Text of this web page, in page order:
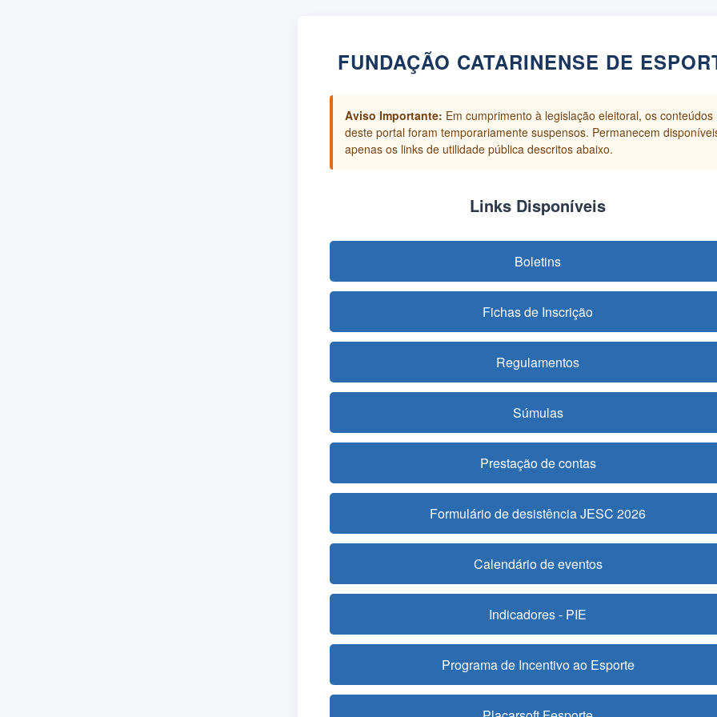
FUNDAÇÃO CATARINENSE DE
Aviso Importante: Em cumprimento à legislação eleitoral, os conteúdos
deste portal foram temporariamente suspensos. Permanecem
apenas os links de utilidade pública descritos abaixo.
Links Disponíveis
Boletins
Fichas de Inscrição
Regulamentos
Súmulas
Prestação de contas
Formulário de desistência JESC 2026
Calendário de eventos
Indicadores - PIE
Programa de Incentivo ao Esporte